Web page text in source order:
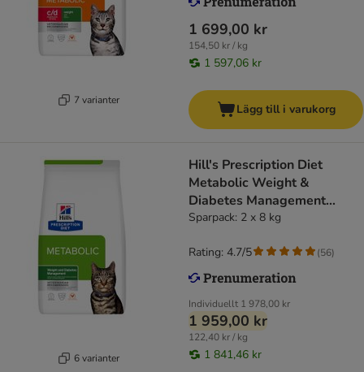
7 varianter
1 699,00 kr
154,50 kr / kg
1 597,06 kr
Lägg till i varukorg
6 varianter
Hill's Prescription Diet
Metabolic Weight &
Diabetes Management
Chicken
Sparpack: 2 x 8 kg
Individuellt 1 978,00 kr
1 959,00 kr
122,40 kr / kg
1 841,46 kr
Rating: 4.7/5 (56)